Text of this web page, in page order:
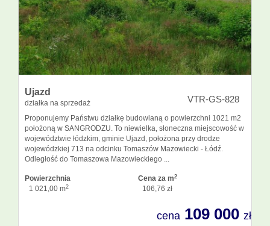
Ujazd
działka na sprzedaż VTR-GS-828
Proponujemy Państwu działkę budowlaną o powierzchni 1021 m2
położoną w SANGRODZU. To niewielka, słoneczna miejscowość w
województwie łódzkim, gminie Ujazd, położona przy drodze
wojewódzkiej 713 na odcinku Tomaszów Mazowiecki - Łódź.
Odległość do Tomaszowa Mazowieckiego ...
Powierzchnia
1 021,00 m2
Cena za m2
106,76 zł
cena 109 000 zł